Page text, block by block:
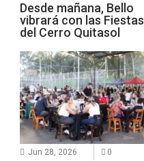
Desde mañana, Bello
vibrará con las Fiestas
del Cerro Quitasol
Jun 28, 2026 0